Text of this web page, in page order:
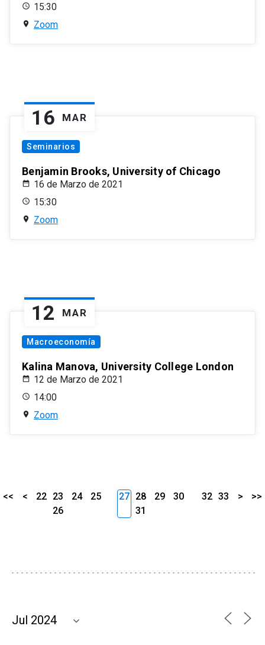
15:30
Zoom
16 MAR
Seminarios
Benjamin Brooks, University of Chicago
16 de Marzo de 2021
15:30
Zoom
12 MAR
Macroeconomía
Kalina Manova, University College London
12 de Marzo de 2021
14:00
Zoom
<< < 22 23 24
25
26
27 28 29
30
31
32 33 > >>